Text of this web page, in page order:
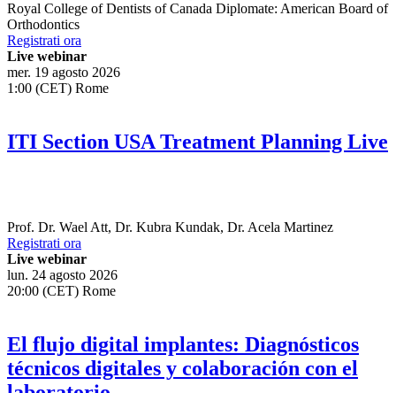
Dr.Bruce McFarlaneCertified Specialist in Orthodontics Fellow:
Royal College of Dentists of Canada Diplomate: American Board of
Orthodontics
Registrati ora
Live webinar
mer. 19 agosto 2026
ITI Section USA Treatment Planning Live
Prof. Dr.Wael Att
Registrati ora
Live webinar
lun. 24 agosto 2026
El flujo digital implantes: Diagnósticos
técnicos digitales y colaboración con el